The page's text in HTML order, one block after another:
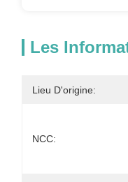
Les
Lieu D'origine:
NCC: